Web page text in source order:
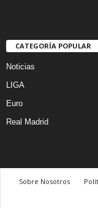
CATEGORÍA POPULAR
Noticias
LIGA
Euro
Real Madrid
Sobre Nosotros